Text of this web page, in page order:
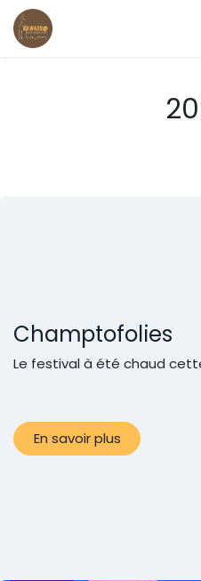
Se rendre au contenu
Champtofolies
Le festival à été chaud
En savoir plus